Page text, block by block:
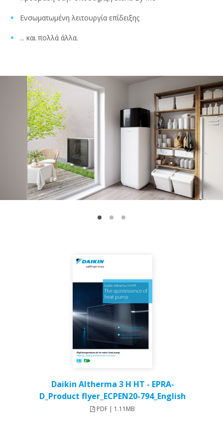
Ενσωματωμένη λειτουργία επίδειξης
... και πολλά άλλα.
Daikin Altherma 3 H HT - EPRA-
D_Product flyer_ECPEN20-794_English
PDF | 1.11MB